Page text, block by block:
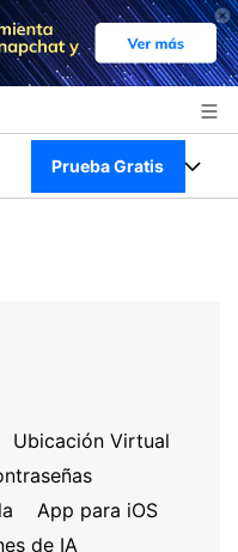
Prueba Gratis
Ubicación Virtual
App para iOS
de IA